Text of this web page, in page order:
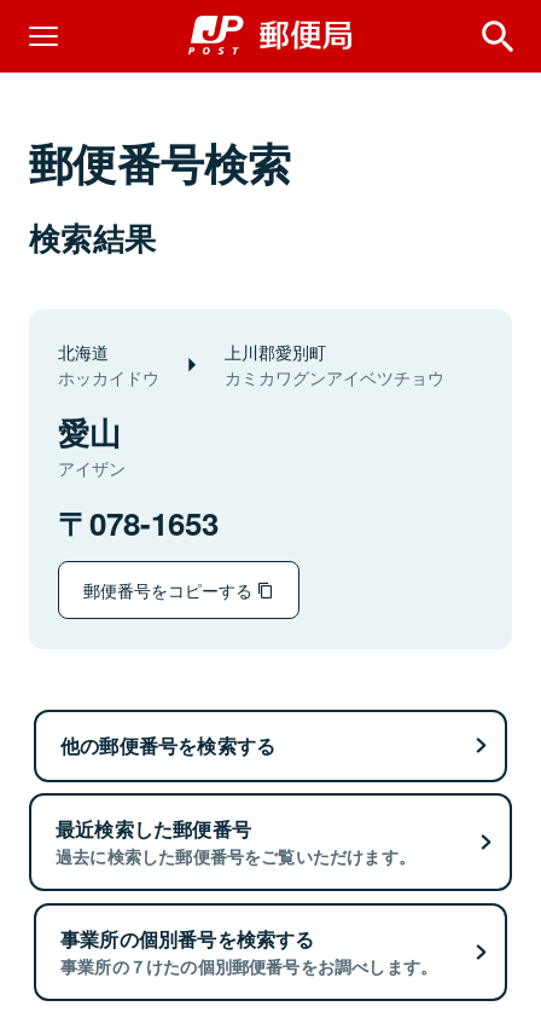
郵便番号検索
検索結果
北海道
ホッカイドウ
上川郡愛別町
カミカワグンアイベツチョウ
愛山
アイザン
078-1653
郵便番号をコピーする
他の郵便番号を検索する
最近検索した郵便番号
過去に検索した郵便番号をご覧いただけます。
事業所の個別番号を検索する
事業所の７けたの個別郵便番号をお調べします。